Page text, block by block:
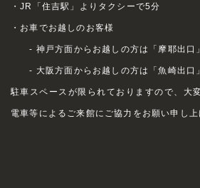
・JR「住吉駅」よりタクシーで5分
・お車でお越しのお客様
- 神戸方面からお越しの方は「摩耶出口
- 大阪方面からお越しの方は「魚崎出口
駐車スペースが限られておりますので、大
電車等によるご来館にご協力をお願い申し上